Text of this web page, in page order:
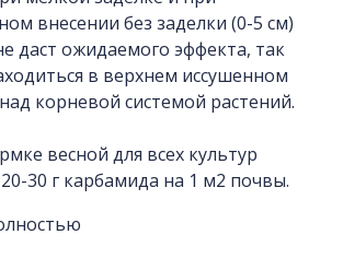
внесении без заделки (0-5 см)
даст ожидаемого эффекта, так
в верхнем иссушенном
корневой системой растений.
весной для всех культур
30 г карбамида на 1 м2 почвы.